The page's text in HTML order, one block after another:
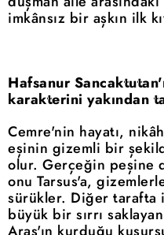
imkânsız bir aşkın ilk
Hafsanur
karakterini yakından
Cemre'nin hayatı,
eşinin gizemli bir
olur. Gerçeğin peşine
onu Tarsus'a,
sürükler. Diğer tarafta
büyük bir sırrı